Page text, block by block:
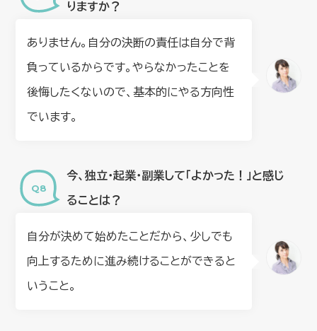
りますか？
ありません。自分の決断の責任は自分で背
負っているからです。やらなかったことを
後悔したくないので、基本的にやる方向性
でいます。
今、独立・起業・副業して「よかった！」と感じ
ることは？
自分が決めて始めたことだから、少しでも
向上するために進み続けることができると
いうこと。